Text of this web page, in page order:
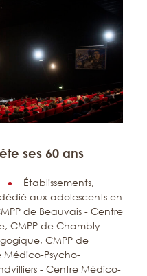
ses 60 ans
Établissements,
aux adolescents en
de Beauvais - Centre
CMPP de Chambly -
CMPP de
Psycho-
- Centre Médico-